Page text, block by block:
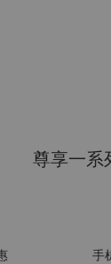
尊享一系
手